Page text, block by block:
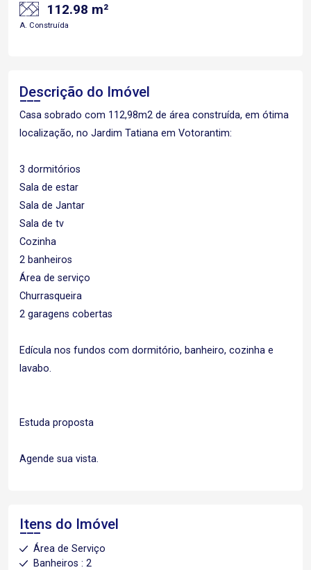
112.98 m²
A. Construída
Descrição do Imóvel
Casa sobrado com 112,98m2 de área construída, em ótima
localização, no Jardim Tatiana em Votorantim:
3 dormitórios
Sala de estar
Sala de Jantar
Sala de tv
Cozinha
2 banheiros
Área de serviço
Churrasqueira
2 garagens cobertas
Edícula nos fundos com dormitório, banheiro, cozinha e
lavabo.
Estuda proposta
Agende sua vista.
Itens do Imóvel
Área de Serviço
Banheiros : 2